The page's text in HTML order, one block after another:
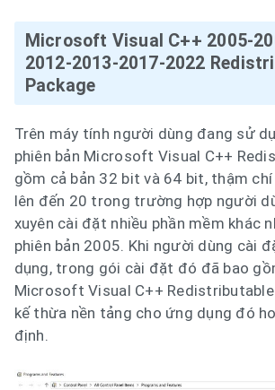
Microsoft Visual C++ 2005-
2012-2013-2017-2022
Package
Trên máy tính người dùng đang sử
phiên bản Microsoft Visual C++
gồm cả bản 32 bit và 64 bit, thậm
lên đến 20 trong trường hợp người
xuyên cài đặt nhiều phần mềm khác
phiên bản 2005. Khi người dùng cài
dụng, trong gói cài đặt đó đã bao
Microsoft Visual C++
kế thừa nền tảng cho ứng dụng đó
định.